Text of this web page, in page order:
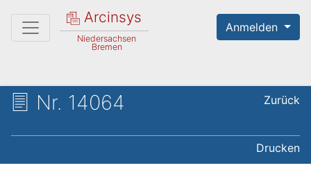
Arcinsys
Niedersachsen
Bremen
Anmelden
Nr. 14064 Zurück
Drucken